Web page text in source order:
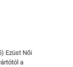
Ezüst Női
a